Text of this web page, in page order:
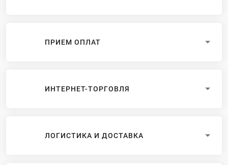
ПРИЕМ ОПЛАТ
ИНТЕРНЕТ-ТОРГОВЛЯ
ЛОГИСТИКА И ДОСТАВКА